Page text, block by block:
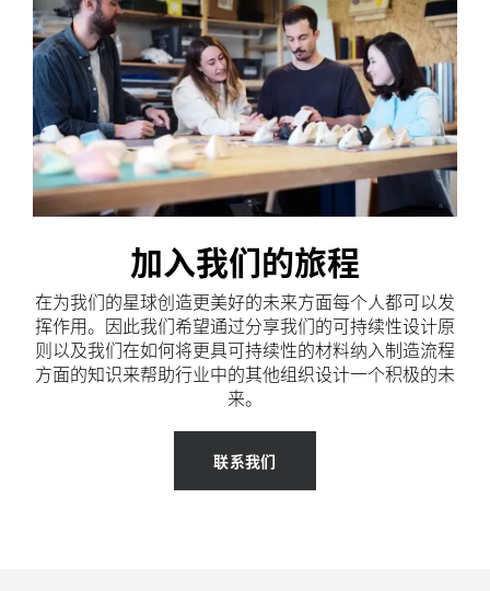
加入我们的旅程
在为我们的星球创造更美好的未来方面每个人都可以发
挥作用。因此我们希望通过分享我们的可持续性设计原
则以及我们在如何将更具可持续性的材料纳入制造流程
方面的知识来帮助行业中的其他组织设计一个积极的未
来。
联系我们